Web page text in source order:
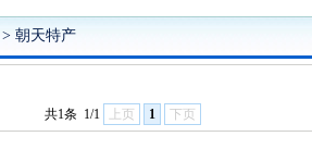
> 朝天特产
共1条 1/1 上页 1 下页